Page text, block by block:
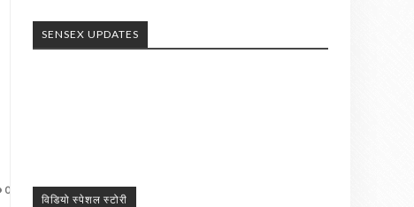
0
SENSEX UPDATES
विडियो स्पेशल स्टोरी